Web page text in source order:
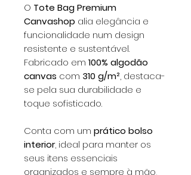
O Tote Bag Premium
Canvashop alia elegância e
funcionalidade num design
resistente e sustentável.
Fabricado em 100% algodão
canvas com 310 g/m², destaca-
se pela sua durabilidade e
toque sofisticado.
Conta com um prático bolso
interior, ideal para manter os
seus itens essenciais
organizados e sempre à mão,